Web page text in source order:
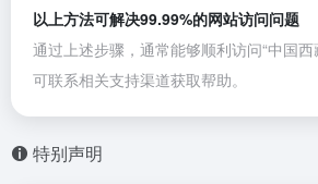
以上方法可解决99.99%的网站访问问题
通过上述步骤，通常能够顺利访问“中国西
可联系相关支持渠道获取帮助。
特别声明